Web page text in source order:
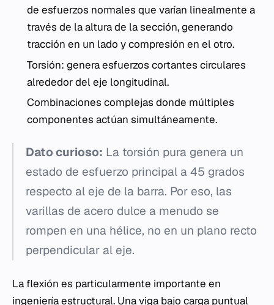
de esfuerzos normales que varían linealmente a
través de la altura de la sección, generando
tracción en un lado y compresión en el otro.
Torsión: genera esfuerzos cortantes circulares
alrededor del eje longitudinal.
Combinaciones complejas donde múltiples
componentes actúan simultáneamente.
Dato curioso: La torsión pura genera un
estado de esfuerzo principal a 45 grados
respecto al eje de la barra. Por eso, las
varillas de acero dulce a menudo se
rompen en una hélice, no en un plano recto
perpendicular al eje.
La flexión es particularmente importante en
ingeniería estructural. Una viga bajo carga puntual